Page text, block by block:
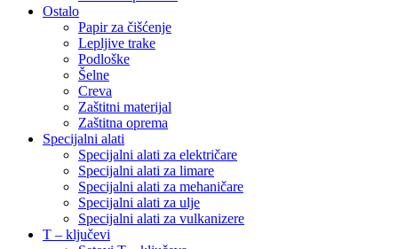
Ostalo
Papir za čišćenje
Lepljive trake
Podloške
Šelne
Creva
Zaštitni materijal
Zaštitna oprema
Specijalni alati
Specijalni alati za električare
Specijalni alati za limare
Specijalni alati za mehaničare
Specijalni alati za ulje
Specijalni alati za vulkanizere
T – ključevi